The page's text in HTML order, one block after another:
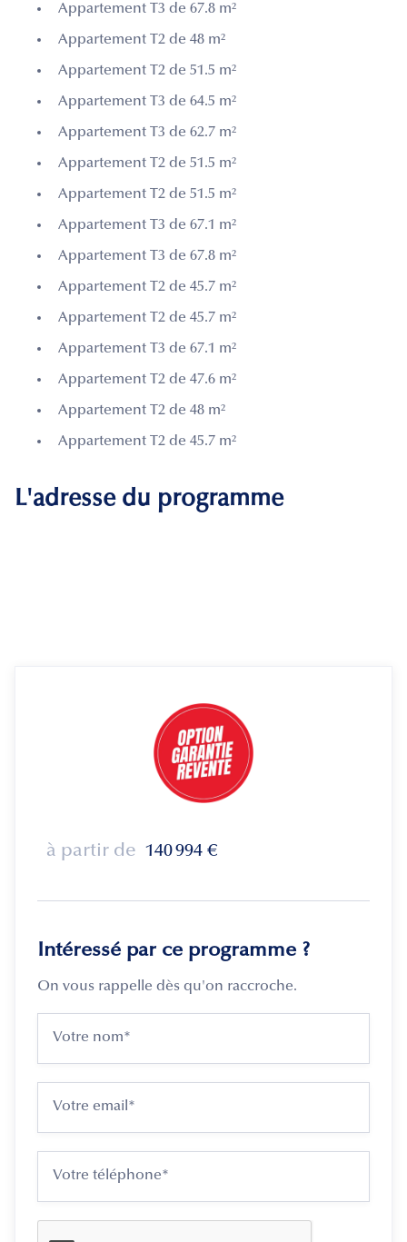
Appartement T3 de 67.8 m²
Appartement T2 de 48 m²
Appartement T2 de 51.5 m²
Appartement T3 de 64.5 m²
Appartement T3 de 62.7 m²
Appartement T2 de 51.5 m²
Appartement T2 de 51.5 m²
Appartement T3 de 67.1 m²
Appartement T3 de 67.8 m²
Appartement T2 de 45.7 m²
Appartement T2 de 45.7 m²
Appartement T3 de 67.1 m²
Appartement T2 de 47.6 m²
Appartement T2 de 48 m²
Appartement T2 de 45.7 m²
L'adresse du programme
à partir de 140 994 €
Intéressé par ce programme ?
On vous rappelle dès qu'on raccroche.